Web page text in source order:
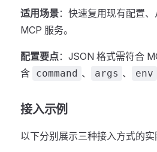
适用场景：快速复用现有配置
MCP 服务。
配置要点：JSON 格式需符合
含 command 、 args 、 env
接入示例
以下分别展示三种接入方式的实